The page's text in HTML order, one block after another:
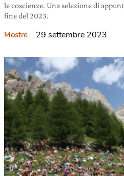
le coscienze. Una selezione di
fine del 2023.
Mostre 29 settembre 2023